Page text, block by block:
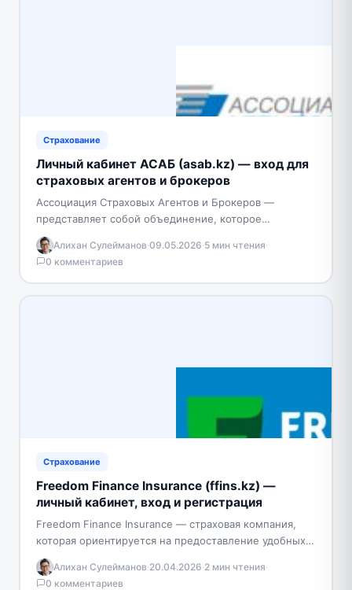
Страхование
Личный кабинет АСАБ (asab.kz) — вход для
страховых агентов и брокеров
Ассоциация Страховых Агентов и Брокеров —
представляет собой объединение, которое
ориентируется на развитие страхового рынка, а
также защиту интересов потребителей в различных…
Алихан Сулейманов·09.05.2026·5 мин чтения·
0 комментариев
Страхование
Freedom Finance Insurance (ffins.kz) —
личный кабинет, вход и регистрация
Freedom Finance Insurance — страховая компания,
которая ориентируется на предоставление удобных и
быстрых решений для автовладельцев. Главное
внимание, компания уделяет цифровым сервисам,…
Алихан Сулейманов·20.04.2026·2 мин чтения·
0 комментариев